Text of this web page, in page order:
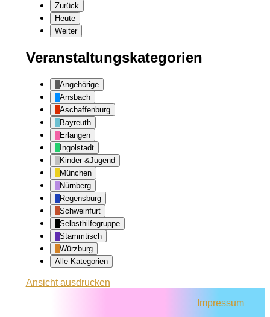
Zurück
Heute
Weiter
Veranstaltungskategorien
Angehörige
Ansbach
Aschaffenburg
Bayreuth
Erlangen
Ingolstadt
Kinder-&Jugend
München
Nürnberg
Regensburg
Schweinfurt
Selbsthilfegruppe
Stammtisch
Würzburg
Alle Kategorien
Ansichtausdrucken
Impressum